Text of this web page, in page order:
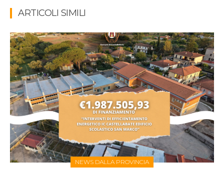
ARTICOLI SIMILI
NEWS DALLA PROVINCIA